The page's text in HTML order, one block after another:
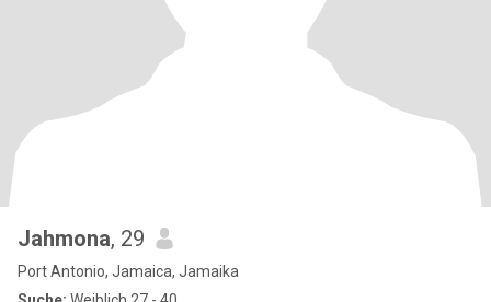
Jahmona, 29
Port Antonio, Jamaica, Jamaika